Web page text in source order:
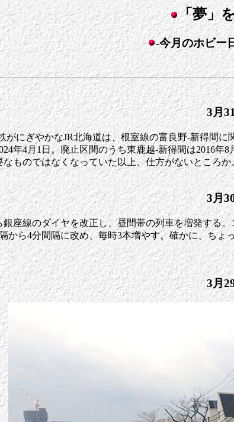
「夢」
-今月のホビー
3月
がにぎやかなJR北海道は、根室線の富良野-新得間
年4月1日。廃止区間のうち東鹿越-新得間は2016
ものではなくなっていた以上、仕方がないところか
3月
座線のダイヤを改正し、昼間帯の列車を増発する
から4分間隔に改め、毎時3本増やす。確かに、ち
3月